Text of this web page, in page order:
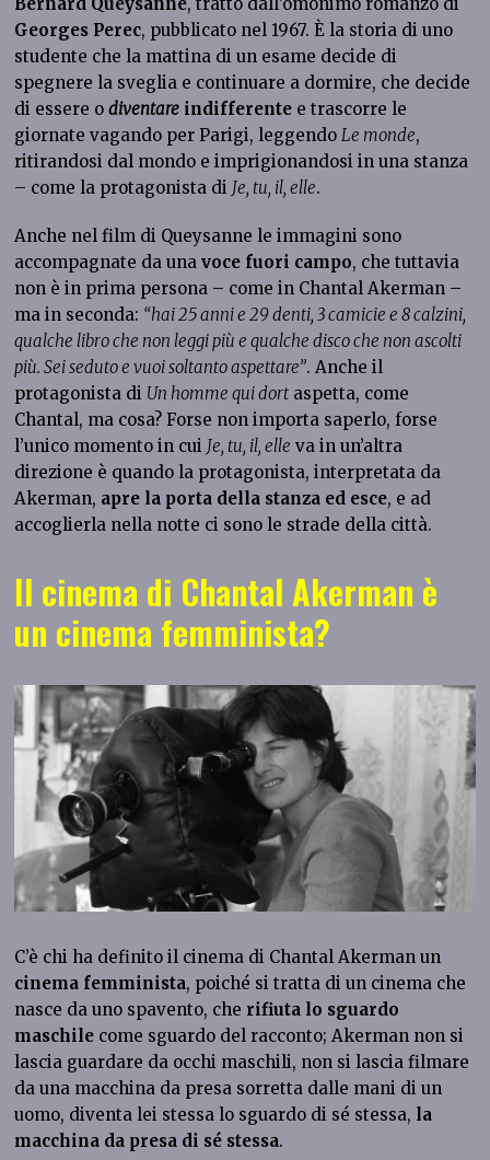
Georges Perec, pubblicato nel 1967. È la storia di uno
studente che la mattina di un esame decide di
spegnere la sveglia e continuare a dormire, che decide
di essere o diventare indifferente e trascorre le
giornate vagando per Parigi, leggendoLe monde,
ritirandosi dal mondo e imprigionandosi in una stanza
– come la protagonista di Je, tu, il, elle.
Anche nel film di Queysanne le immagini sono
accompagnate da unavoce fuori campo, che tuttavia
non è in prima persona – come in Chantal Akerman –
ma in seconda: “hai 25 anni e 29 denti, 3 camicie e 8 calzini,
qualche libro che non leggi più e qualche disco che non ascolti
più. Sei seduto e vuoi soltanto aspettare”. Anche il
protagonista di Un homme qui dort aspetta, come
Chantal, ma cosa? Forse non importa saperlo, forse
l’unico momento in cui Je, tu, il, elle va in un’altra
direzione è quando la protagonista, interpretata da
Akerman, apre la porta della stanza ed esce, e ad
accoglierla nella notte ci sono le strade della città.
Il cinema di Chantal Akerman è
un cinema femminista?
C’è chi ha definito il cinema di Chantal Akerman un
cinema femminista, poiché si tratta di un cinema che
nasce da uno spavento, che rifiuta lo sguardo
maschile come sguardo del racconto; Akerman non si
lascia guardare da occhi maschili, non si lascia filmare
da una macchina da presa sorretta dalle mani di un
uomo, diventa lei stessa lo sguardo di sé stessa, la
macchina da presa di sé stessa.